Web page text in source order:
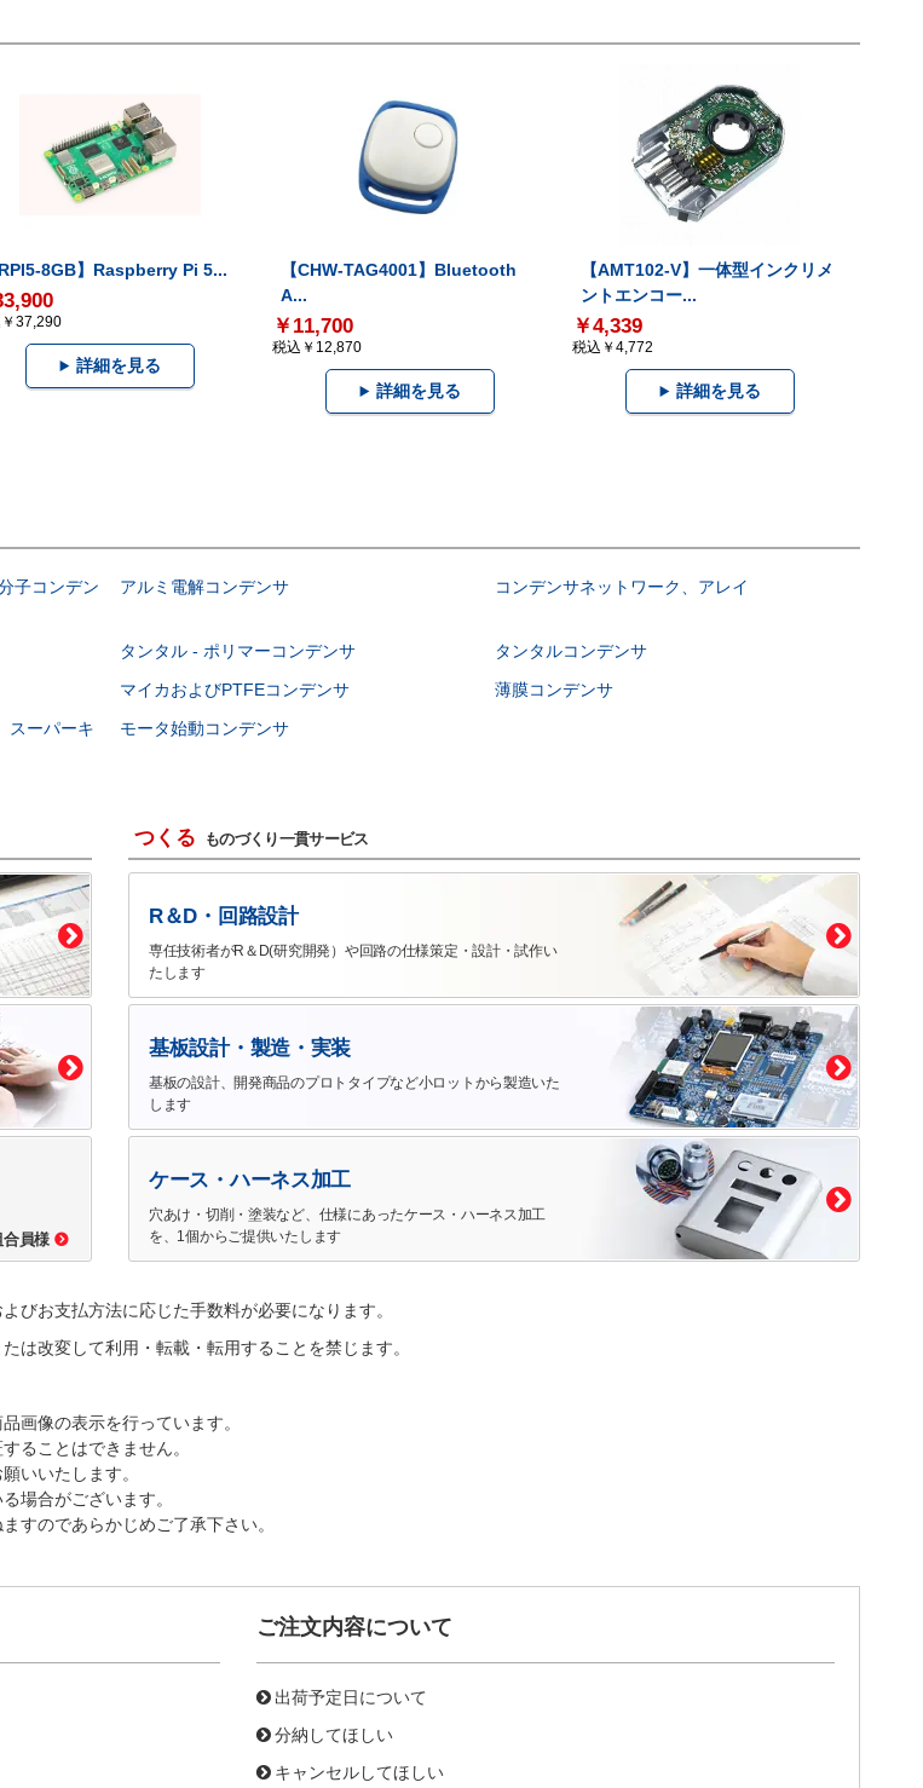
RPI5-8GB】Raspberry Pi 5...
37,290
詳細を見る
【CHW-TAG4001】Bluetooth
A...
￥11,700
税込￥12,870
詳細を見る
【AMT102-V】一体型インクリメ
ントエンコー...
￥4,339
税込￥4,772
詳細を見る
子コンデン
アルミ電解コンデンサ コンデンサネットワーク、アレイ
タンタル - ポリマーコンデンサ
タンタルコンデンサ
マイカおよびPTFEコンデンサ
薄膜コンデンサ
スーパーキ
モータ始動コンデンサ
合員様
つくる ものづくり一貫サービス
R＆D・回路設計
専任技術者がR＆D(研究開発）や回路の仕様策定・設計・試作い
たします
基板設計・製造・実装
基板の設計、開発商品のプロトタイプなど小ロットから製造いた
します
ケース・ハーネス加工
穴あけ・切削・塗装など、仕様にあったケース・ハーネス加工
を、1個からご提供いたします
びお支払方法に応じた手数料が必要になります。
は改変して利用・転載・転用することを禁じます。
画像の表示を行っています。
ることはできません。
いいたします。
場合がございます。
すのであらかじめご了承下さい。
ご注文内容について
出荷予定日について
分納してほしい
キャンセルしてほしい